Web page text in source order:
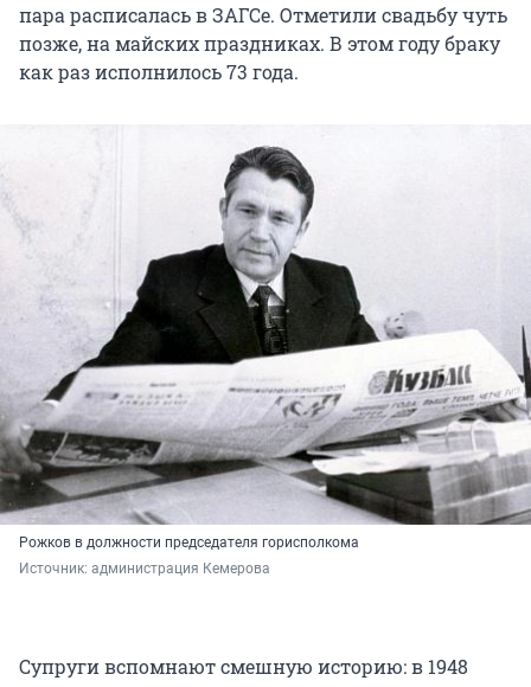
пара расписалась в ЗАГСе. Отметили свадьбу чуть
позже, на майских праздниках. В этом году браку
как раз исполнилось 73 года.
Рожков в должности председателя горисполкома
Источник: администрация Кемерова
Супруги вспомнают смешную историю: в 1948